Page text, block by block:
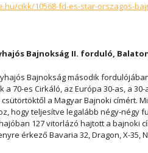
cikk/10568-fd-es-star-orszagos-
Bajnokság II. forduló,
Bajnokság második
a 70-es Cirkáló, az Európa 30-as, a
a Magyar Bajnoki címért.
hogy teljesítve legalább négy-négy
127 vitorlázó hajtott a bajnoki
érkező Bavaria 32, Dragon, X-35,